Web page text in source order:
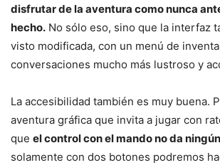
disfrutar de la aventura como nunca
hecho. No sólo eso, sino que la interfaz
visto modificada, con un menú de
conversaciones mucho más lustroso y
La accesibilidad también es muy buena.
aventura gráfica que invita a jugar con
que el control con el mando no da
solamente con dos botones podremos